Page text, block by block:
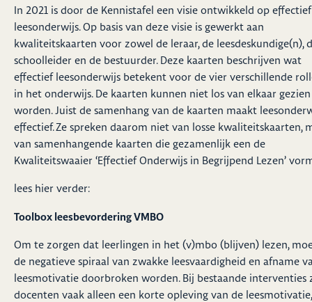
In 2021 is door de Kennistafel een visie ontwikkeld op effectief
leesonderwijs. Op basis van deze visie is gewerkt aan
kwaliteitskaarten voor zowel de leraar, de leesdeskundige(n),
schoolleider en de bestuurder. Deze kaarten beschrijven wat
effectief leesonderwijs betekent voor de vier verschillende
in het onderwijs. De kaarten kunnen niet los van elkaar gezien
worden. Juist de samenhang van de kaarten maakt
effectief. Ze spreken daarom niet van losse kwaliteitskaarten,
van samenhangende kaarten die gezamenlijk een de
Kwaliteitswaaier ‘Effectief Onderwijs in Begrijpend Lezen’
lees hier verder:
Toolbox leesbevordering VMBO
Om te zorgen dat leerlingen in het (v)mbo (blijven) lezen,
de negatieve spiraal van zwakke leesvaardigheid en afname
leesmotivatie doorbroken worden. Bij bestaande interventies
docenten vaak alleen een korte opleving van de leesmotivatie,